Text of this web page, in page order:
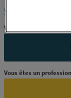
Voir la description
Vous avez un projet ?
Vous êtes un